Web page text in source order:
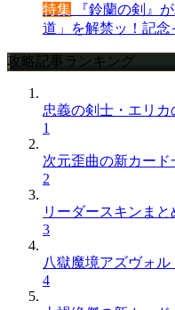
特集 『鈴蘭の剣』
道」を解禁ッ！記念
攻略記事ランキング
忠義の剣士・エリ
1
次元歪曲の新カード
2
リーダースキンまと
3
八獄魔境アズヴォ
4